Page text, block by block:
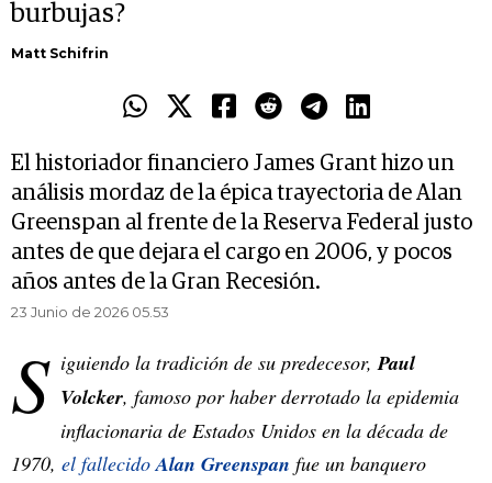
burbujas?
Matt Schifrin
El historiador financiero James Grant hizo un
análisis mordaz de la épica trayectoria de Alan
Greenspan al frente de la Reserva Federal justo
antes de que dejara el cargo en 2006, y pocos
años antes de la Gran Recesión.
23 Junio de 2026 05.53
S iguiendo la tradición de su predecesor,Paul
Volcker, famoso por haber derrotado la epidemia
inflacionaria de Estados Unidos en la década de
1970, el fallecidoAlan Greenspan fue un banquero